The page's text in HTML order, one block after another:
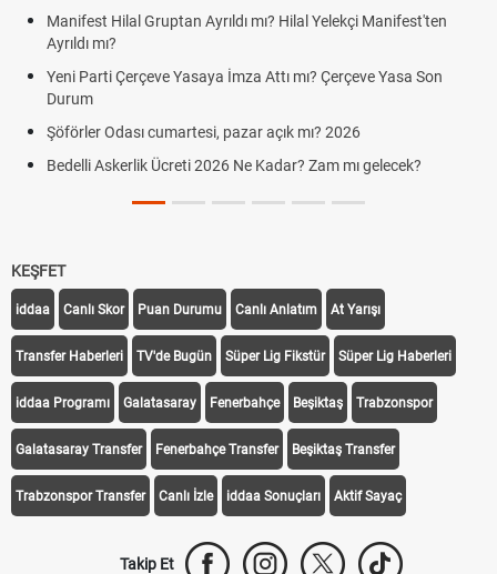
Manifest Hilal Gruptan Ayrıldı mı? Hilal Yelekçi Manifest'ten
Ayrıldı mı?
Yeni Parti Çerçeve Yasaya İmza Attı mı? Çerçeve Yasa Son
Durum
Şöförler Odası cumartesi, pazar açık mı? 2026
Bedelli Askerlik Ücreti 2026 Ne Kadar? Zam mı gelecek?
KEŞFET
iddaa Canlı Skor Puan Durumu Canlı Anlatım At Yarışı
Transfer Haberleri TV'de Bugün Süper Lig Fikstür Süper Lig Haberleri
iddaa Programı Galatasaray Fenerbahçe Beşiktaş Trabzonspor
Galatasaray Transfer Fenerbahçe Transfer Beşiktaş Transfer
Trabzonspor Transfer Canlı İzle iddaa Sonuçları Aktif Sayaç
Takip Et